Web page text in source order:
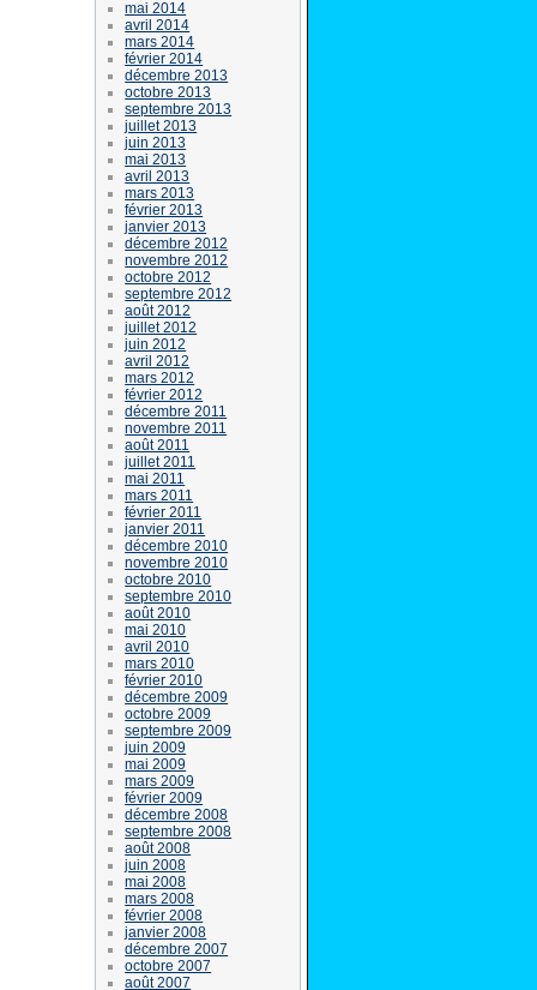
mai 2014
avril 2014
mars 2014
février 2014
décembre 2013
octobre 2013
septembre 2013
juillet 2013
juin 2013
mai 2013
avril 2013
mars 2013
février 2013
janvier 2013
décembre 2012
novembre 2012
octobre 2012
septembre 2012
août 2012
juillet 2012
juin 2012
avril 2012
mars 2012
février 2012
décembre 2011
novembre 2011
août 2011
juillet 2011
mai 2011
mars 2011
février 2011
janvier 2011
décembre 2010
novembre 2010
octobre 2010
septembre 2010
août 2010
mai 2010
avril 2010
mars 2010
février 2010
décembre 2009
octobre 2009
septembre 2009
juin 2009
mai 2009
mars 2009
février 2009
décembre 2008
septembre 2008
août 2008
juin 2008
mai 2008
mars 2008
février 2008
janvier 2008
décembre 2007
octobre 2007
août 2007